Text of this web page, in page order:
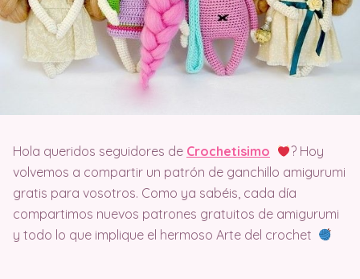
Hola queridos seguidores de Crochetisimo
? Hoy
volvemos a compartir un patrón de ganchillo amigurumi
gratis para vosotros. Como ya sabéis, cada día
compartimos nuevos patrones gratuitos de amigurumi
y todo lo que implique el hermoso Arte del crochet